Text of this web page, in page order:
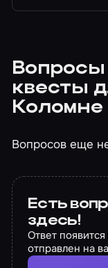
Вопросы
квесты
Коломне
Вопросов еще
Есть
здесь!
Ответ
отправлен на